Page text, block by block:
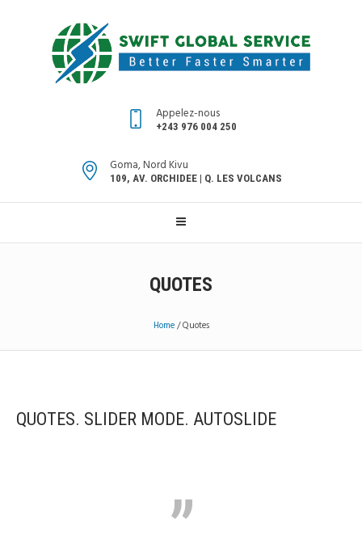
Appelez-nous
+243 976 004 250
Goma, Nord Kivu
109, AV. ORCHIDEE | Q. LES VOLCANS
QUOTES
Home/Quotes
QUOTES. SLIDER MODE. AUTOSLIDE